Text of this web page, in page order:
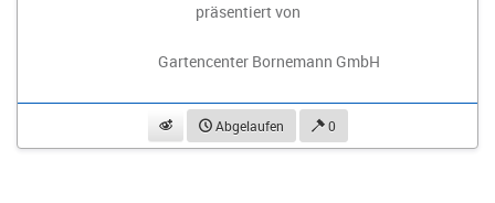
präsentiert von
Gartencenter Bornemann GmbH
beobachtenAbgelaufen 0